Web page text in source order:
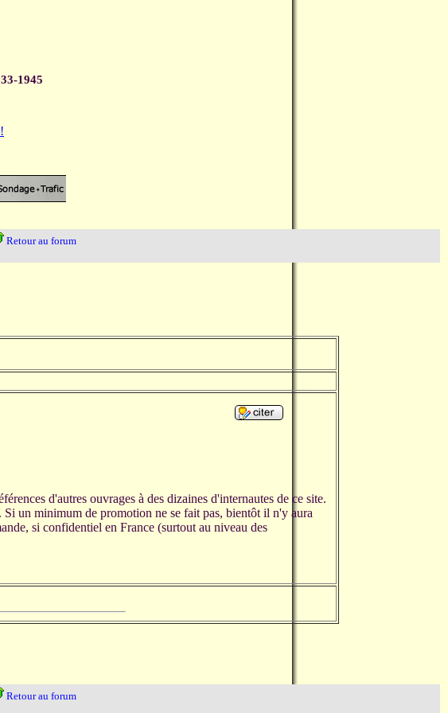
1945
Retour au forum
d'autres ouvrages à des dizaines d'internautes de ce site.
un minimum de promotion ne se fait pas, bientôt il n'y aura
si confidentiel en France (surtout au niveau des
Retour au forum